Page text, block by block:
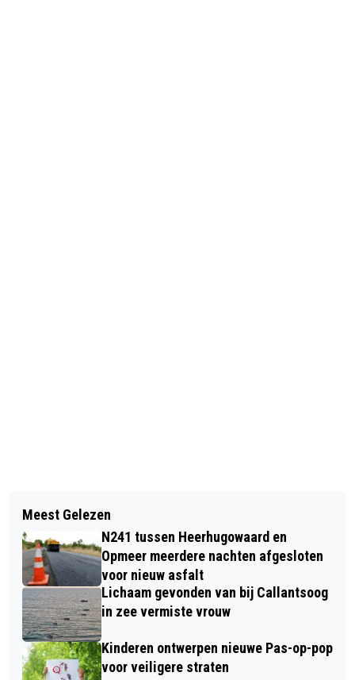
AMSTERDAMSE MUSEUMPLEIN 18
JANUARI J.L. OMGETOVERD IN
GIGANTISCHE TULPEN-PLUKTUIN
AUTOMOBILIST CRASHT OP A9 BIJ
HEILOO
Meest Gelezen
N241 tussen Heerhugowaard en
Opmeer meerdere nachten afgesloten
voor nieuw asfalt
Lichaam gevonden van bij Callantsoog
in zee vermiste vrouw
Kinderen ontwerpen nieuwe Pas-op-pop
voor veiligere straten